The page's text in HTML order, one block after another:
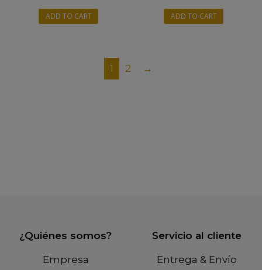
ADD TO CART ADD TO CART
1 2 →
¿Quiénes somos?
Empresa
Servicio al cliente
Entrega & Envío